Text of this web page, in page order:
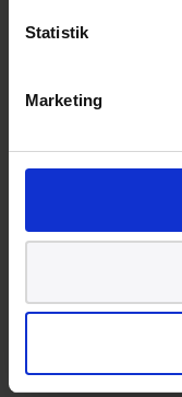
Statistik
Marketing